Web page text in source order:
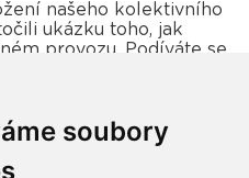
soubory
našeho kolektivního
ukázku toho, jak
provozu. Podíváte se
v Osvětimanech,
elektroodpadu a
začíná.